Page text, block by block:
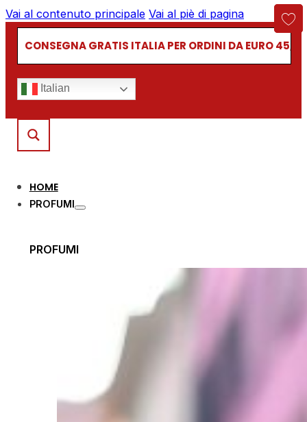
Vai al contenuto principale Vai al piè di pagina
CONSEGNA GRATIS ITALIA PER ORDINI DA EURO
Italian
HOME
PROFUMI
PROFUMI